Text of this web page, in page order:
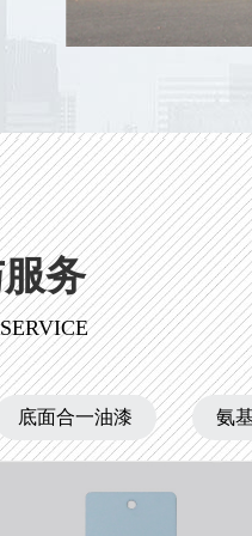
务
底面合一油漆 氨